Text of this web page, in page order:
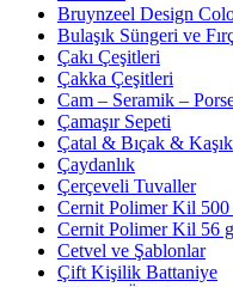
Bruynzeel Design
Bulaşık Süngeri ve
Çakı Çeşitleri
Çakka Çeşitleri
Cam – Seramik –
Çamaşır Sepeti
Çatal & Bıçak & Kaşık
Çaydanlık
Çerçeveli Tuvaller
Cernit Polimer Kil 500
Cernit Polimer Kil 56
Cetvel ve Şablonlar
Çift Kişilik Battaniye